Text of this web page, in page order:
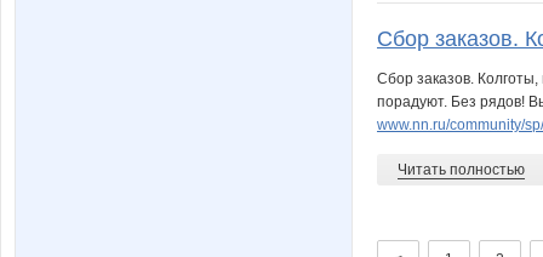
Сбор заказов.
Сбор заказов.
порадуют. Без рядов!
www.nn.ru/community/
Читать полностью